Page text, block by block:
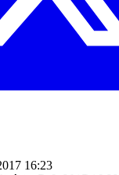
16:23